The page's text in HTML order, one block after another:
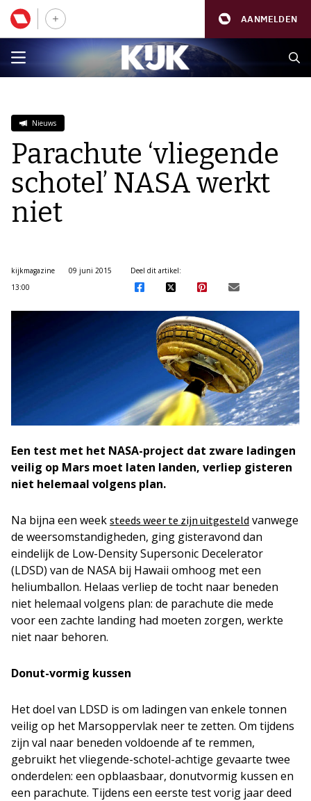
AANMELDEN
Nieuws
Parachute ‘vliegende
schotel’ NASA werkt
niet
kijkmagazine
09 juni 2015
13:00
Deel dit artikel:
Een test met het NASA-project dat zware ladingen
veilig op Mars moet laten landen, verliep gisteren
niet helemaal volgens plan.
Na bijna een week steeds weer te zijn uitgesteld vanwege
de weersomstandigheden, ging gisteravond dan
eindelijk de Low-Density Supersonic Decelerator
(LDSD) van de NASA bij Hawaii omhoog met een
heliumballon. Helaas verliep de tocht naar beneden
niet helemaal volgens plan: de parachute die mede
voor een zachte landing had moeten zorgen, werkte
niet naar behoren.
Donut-vormig kussen
Het doel van LDSD is om ladingen van enkele tonnen
veilig op het Marsoppervlak neer te zetten. Om tijdens
zijn val naar beneden voldoende af te remmen,
gebruikt het vliegende-schotel-achtige gevaarte twee
onderdelen: een opblaasbaar, donutvormig kussen en
een parachute. Tijdens een eerste test vorig jaar deed